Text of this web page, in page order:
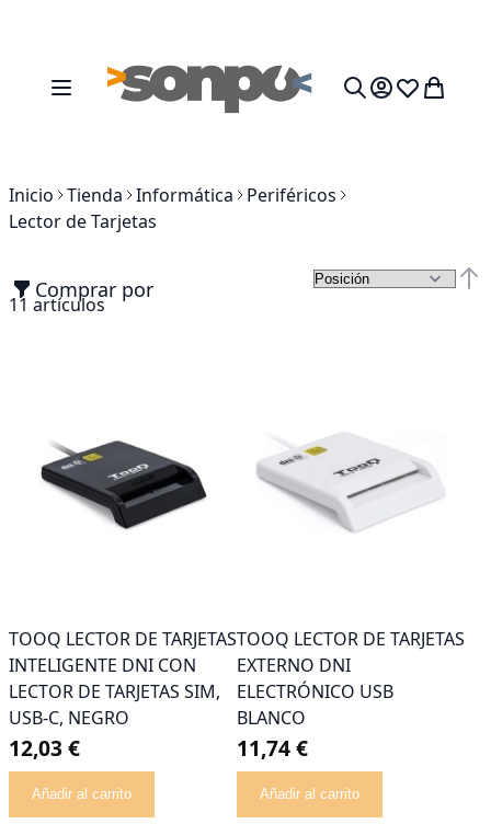
Toggle Nav Mi cesta
Inicio Tienda Informática
Periféricos
Lector de Tarjetas
Comprar por
11 artículos
TOOQ LECTOR DE TARJETAS
INTELIGENTE DNI CON
LECTOR DE TARJETAS SIM,
USB-C, NEGRO
12,03 €
Añadir al carrito
TOOQ LECTOR DE TARJETAS
EXTERNO DNI
ELECTRÓNICO USB
BLANCO
11,74 €
Añadir al carrito